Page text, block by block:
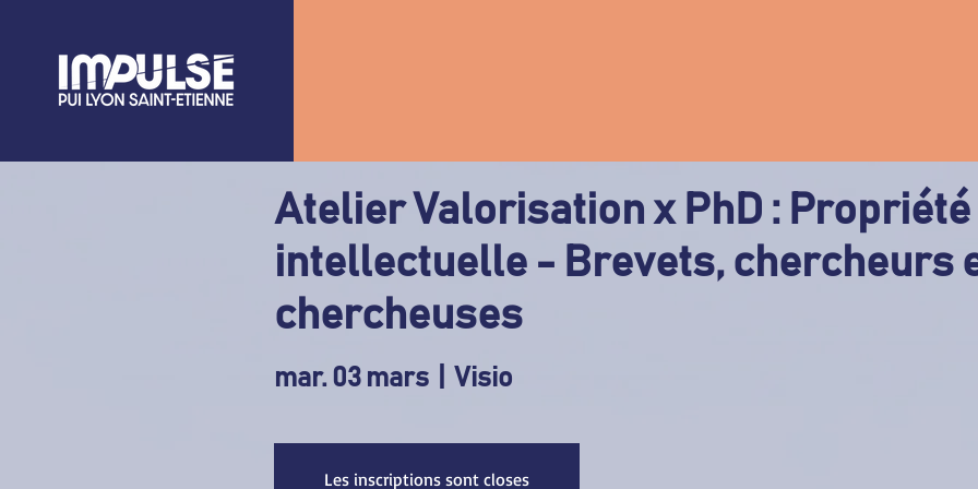
Atelier Valorisation x PhD : Propriété
intellectuelle - Brevets, chercheurs
chercheuses
mar. 03 mars
  |
Visio
Les inscriptions sont closes